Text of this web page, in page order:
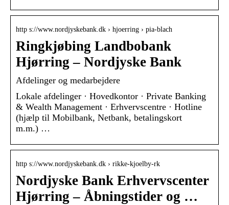
http s://www.nordjyskebank.dk › hjoerring › pia-blach
Ringkjøbing Landbobank
Hjørring – Nordjyske Bank
Afdelinger og medarbejdere
Lokale afdelinger · Hovedkontor · Private Banking
& Wealth Management · Erhvervscentre · Hotline
(hjælp til Mobilbank, Netbank, betalingskort
m.m.) …
http s://www.nordjyskebank.dk › rikke-kjoelby-rk
Nordjyske Bank Erhvervscenter
Hjørring – Åbningstider og …